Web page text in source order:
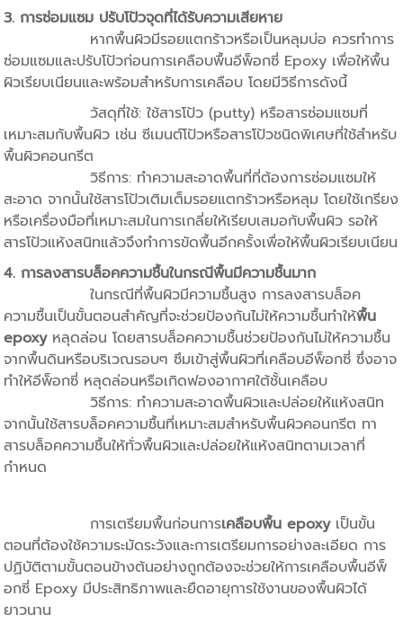
3. การซ่อมแซม ปรับโป้วจุดที่ได้รับความเสียหาย
หากพื้นผิวมีรอยแตกร้าวหรือเป็นหลุมบ่อ ควรทำการ
ซ่อมแซมและปรับโป้วก่อนการเคลือบพื้นอีพ็อกซี่ Epoxy เพื่อให้พื้น
ผิวเรียบเนียนและพร้อมสำหรับการเคลือบ โดยมีวิธีการดังนี้
วัสดุที่ใช้: ใช้สารโป้ว (putty) หรือสารซ่อมแซมที่
เหมาะสมกับพื้นผิว เช่น ซีเมนต์โป้วหรือสารโป้วชนิดพิเศษที่ใช้สำหรับ
พื้นผิวคอนกรีต
วิธีการ: ทำความสะอาดพื้นที่ที่ต้องการซ่อมแซมให้
สะอาด จากนั้นใช้สารโป้วเติมเต็มรอยแตกร้าวหรือหลุม โดยใช้เกรียง
หรือเครื่องมือที่เหมาะสมในการเกลี่ยให้เรียบเสมอกับพื้นผิว รอให้
สารโป้วแห้งสนิทแล้วจึงทำการขัดพื้นอีกครั้งเพื่อให้พื้นผิวเรียบเนียน
4. การลงสารบล็อคความชื้นในกรณีพื้นมีความชื้นมาก
ในกรณีที่พื้นผิวมีความชื้นสูง การลงสารบล็อค
ความชื้นเป็นขั้นตอนสำคัญที่จะช่วยป้องกันไม่ให้ความชื้นทำให้พื้น
epoxy หลุดล่อน โดยสารบล็อคความชื้นช่วยป้องกันไม่ให้ความชื้น
จากพื้นดินหรือบริเวณรอบๆ ซึมเข้าสู่พื้นผิวที่เคลือบอีพ็อกซี่ ซึ่งอาจ
ทำให้อีพ็อกซี่ หลุดล่อนหรือเกิดฟองอากาศใต้ชั้นเคลือบ
วิธีการ: ทำความสะอาดพื้นผิวและปล่อยให้แห้งสนิท
จากนั้นใช้สารบล็อคความชื้นที่เหมาะสมสำหรับพื้นผิวคอนกรีต ทา
สารบล็อคความชื้นให้ทั่วพื้นผิวและปล่อยให้แห้งสนิทตามเวลาที่
กำหนด
การเตรียมพื้นก่อนการเคลือบพื้น epoxyเป็นขั้น
ตอนที่ต้องใช้ความระมัดระวังและการเตรียมการอย่างละเอียด การ
ปฏิบัติตามขั้นตอนข้างต้นอย่างถูกต้องจะช่วยให้การเคลือบพื้นอีพ็
อกซี่ Epoxy มีประสิทธิภาพและยืดอายุการใช้งานของพื้นผิวได้
ยาวนาน